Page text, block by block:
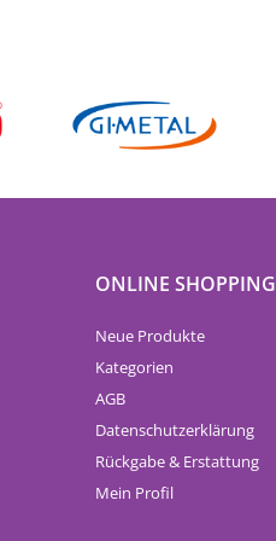
ONLINE SHOPPING
Neue Produkte
Kategorien
AGB
Datenschutzerklärung
Rückgabe & Erstattung
Mein Profil